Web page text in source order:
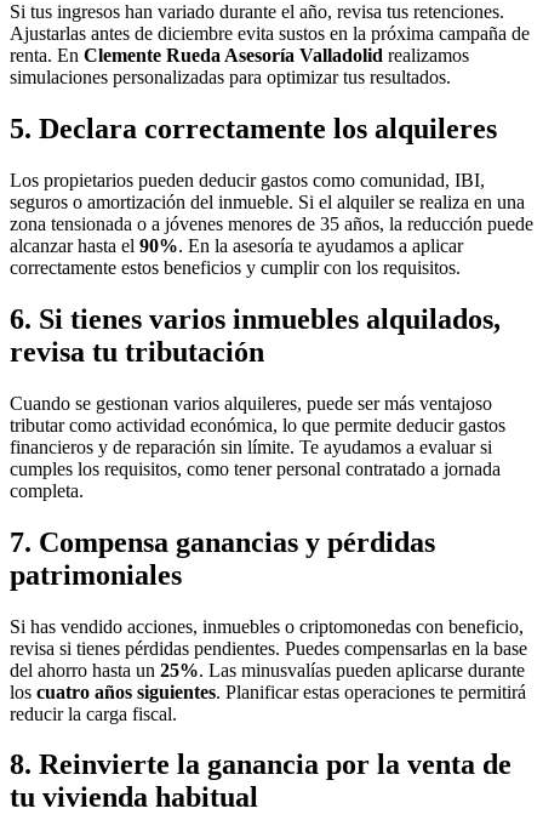
Si tus ingresos han variado durante el año, revisa tus retenciones.
Ajustarlas antes de diciembre evita sustos en la próxima campaña de
renta. En Clemente Rueda Asesoría Valladolid realizamos
simulaciones personalizadas para optimizar tus resultados.
5. Declara correctamente los alquileres
Los propietarios pueden deducir gastos como comunidad, IBI,
seguros o amortización del inmueble. Si el alquiler se realiza en una
zona tensionada o a jóvenes menores de 35 años, la reducción puede
alcanzar hasta el 90%. En la asesoría te ayudamos a aplicar
correctamente estos beneficios y cumplir con los requisitos.
6. Si tienes varios inmuebles alquilados,
revisa tu tributación
Cuando se gestionan varios alquileres, puede ser más ventajoso
tributar como actividad económica, lo que permite deducir gastos
financieros y de reparación sin límite. Te ayudamos a evaluar si
cumples los requisitos, como tener personal contratado a jornada
completa.
7. Compensa ganancias y pérdidas
patrimoniales
Si has vendido acciones, inmuebles o criptomonedas con beneficio,
revisa si tienes pérdidas pendientes. Puedes compensarlas en la base
del ahorro hasta un 25%. Las minusvalías pueden aplicarse durante
los cuatro años siguientes. Planificar estas operaciones te permitirá
reducir la carga fiscal.
8. Reinvierte la ganancia por la venta de
tu vivienda habitual